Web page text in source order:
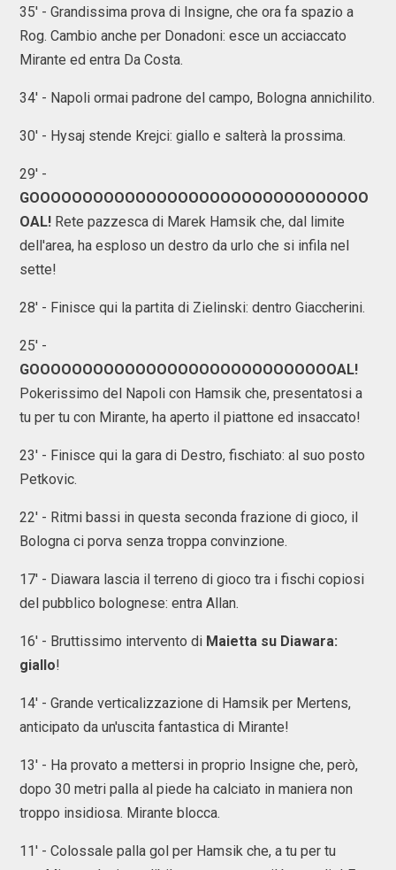
35' - Grandissima prova di Insigne, che ora fa spazio a
Rog. Cambio anche per Donadoni: esce un acciaccato
Mirante ed entra Da Costa.
34' - Napoli ormai padrone del campo, Bologna annichilito.
30' - Hysaj stende Krejci: giallo e salterà la prossima.
29' -
GOOOOOOOOOOOOOOOOOOOOOOOOOOOOOOOO
OAL! Rete pazzesca di Marek Hamsik che, dal limite
dell'area, ha esploso un destro da urlo che si infila nel
sette!
28' - Finisce qui la partita di Zielinski: dentro Giaccherini.
25' -
GOOOOOOOOOOOOOOOOOOOOOOOOOOOOOAL!
Pokerissimo del Napoli con Hamsik che, presentatosi a
tu per tu con Mirante, ha aperto il piattone ed insaccato!
23' - Finisce qui la gara di Destro, fischiato: al suo posto
Petkovic.
22' - Ritmi bassi in questa seconda frazione di gioco, il
Bologna ci porva senza troppa convinzione.
17' - Diawara lascia il terreno di gioco tra i fischi copiosi
del pubblico bolognese: entra Allan.
16' - Bruttissimo intervento di Maietta su Diawara:
giallo!
14' - Grande verticalizzazione di Hamsik per Mertens,
anticipato da un'uscita fantastica di Mirante!
13' - Ha provato a mettersi in proprio Insigne che, però,
dopo 30 metri palla al piede ha calciato in maniera non
troppo insidiosa. Mirante blocca.
11' - Colossale palla gol per Hamsik che, a tu per tu